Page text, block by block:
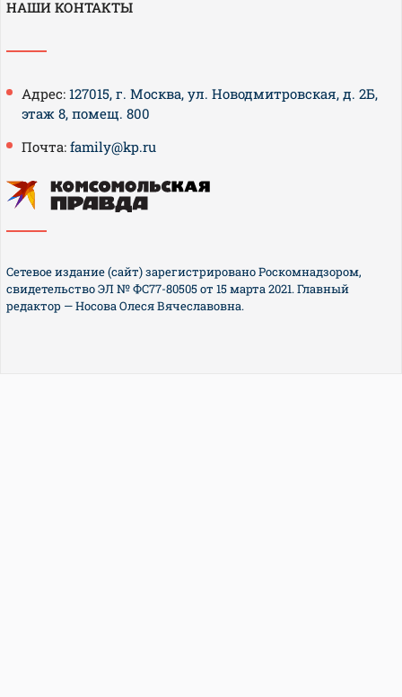
НАШИ КОНТАКТЫ
Адрес: 127015, г. Москва, ул. Новодмитровская, д. 2Б,
этаж 8, помещ. 800
Почта: family@kp.ru
Сетевое издание (сайт) зарегистрировано Роскомнадзором,
свидетельство ЭЛ № ФС77-80505 от 15 марта 2021. Главный
редактор — Носова Олеся Вячеславовна.